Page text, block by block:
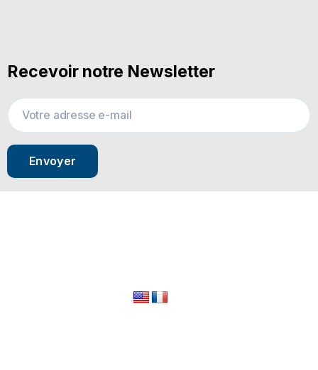
Recevoir notre Newsletter
Envoyer